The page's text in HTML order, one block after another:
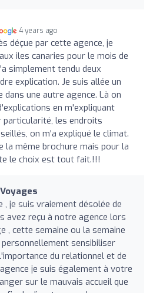
4 years ago
déçue par cette agence, je
iles canaries pour le mois de
simplement tendu deux
explication. Je suis allée un
dans une autre agence. Là on
en m'expliquant
les endroits
on m'a expliqué le climat.
la même brochure mais pour la
le choix est tout fait.!!!
, je suis vraiement désolée de
avez reçu à notre agence lors
, cette semaine ou la semaine
sensibiliser
du relationnel et de
je suis également à votre
sur le mauvais accueil que